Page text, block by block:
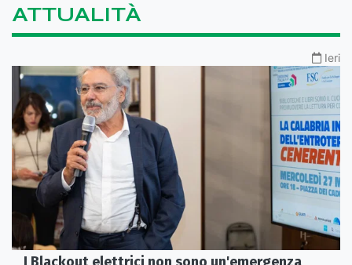
ATTUALITÀ
Ieri